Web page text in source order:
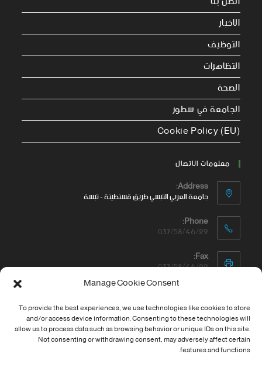
Manage Cookie Consent
To provide the best experiences, we use technologies like cookies to store
and/or access device information. Consenting to these technologies will
allow us to process data such as browsing behavior or unique IDs on this site.
Not consenting or withdrawing consent, may adversely affect certain
features and functions.
الاخبار
التوظيف
التظاهرات
الصحة
الجامعة في سطور
Cookie Policy (EU)
معلومات الاتصال
Address:
جامعة العربي التبسي طريق قسنطينة - تبسة
Phone:
037/58/46/29
Fax:
037/58/46/29
contact@univ-tebessa.dz
Website:
الموقع الرسمي لجامعة العربي التبسي